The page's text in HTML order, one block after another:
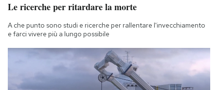
Le ricerche per ritardare la morte
A che punto sono studi e ricerche per rallentare l'invecchiamento
e farci vivere più a lungo possibile